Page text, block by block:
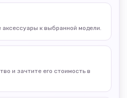
к выбранной модели.
и зачтите его стоимость в